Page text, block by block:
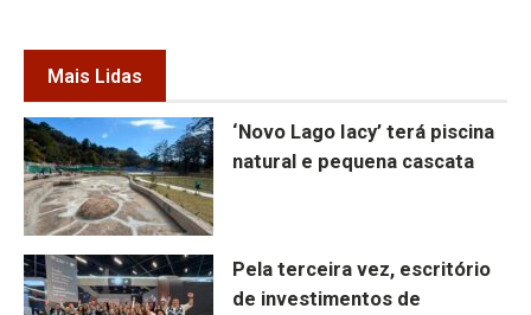
Mais Lidas
‘Novo Lago Iacy’ terá piscina
natural e pequena cascata
Pela terceira vez, escritório
de investimentos de